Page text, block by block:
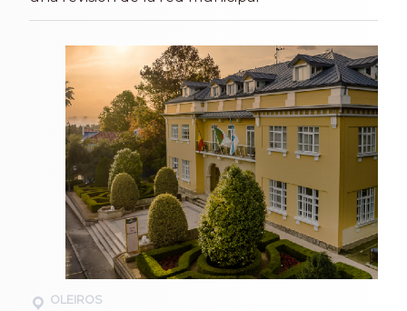
OLEIROS